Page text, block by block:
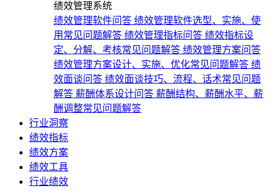
绩效管理系统
绩效管理软件问答 绩效管理软件选型、实施、使
用常见问题解答 绩效管理指标问答 绩效指标设
定、分解、考核常见问题解答 绩效管理方案问答
绩效管理方案设计、实施、优化常见问题解答 绩
效面谈问答 绩效面谈技巧、流程、话术常见问题
解答 薪酬体系设计问答 薪酬结构、薪酬水平、薪
酬调整常见问题解答
行业洞察
绩效指标
绩效方案
绩效工具
行业绩效